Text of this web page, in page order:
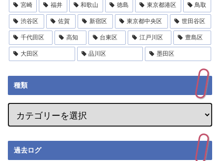
宮崎 福井 和歌山 徳島 東京都港区 鳥取
渋谷区 佐賀 新宿区 東京都中央区 世田谷区
千代田区 高知 台東区 江戸川区 豊島区
大田区 品川区 墨田区
種類
過去ログ